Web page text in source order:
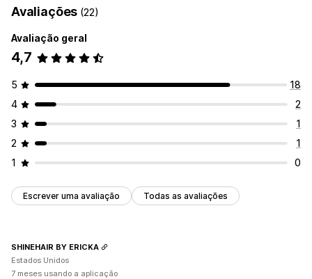
Avaliações (22)
Avaliação geral
4,7
5
18
4
2
3
1
2
1
1
0
Escrever uma avaliação Todas as avaliações
SHINEHAIR BY ERICKA
Estados Unidos
7 meses usando a aplicação